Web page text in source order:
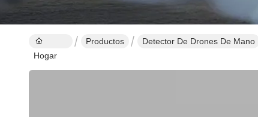
Hogar
Productos Detector De Drones De Mano